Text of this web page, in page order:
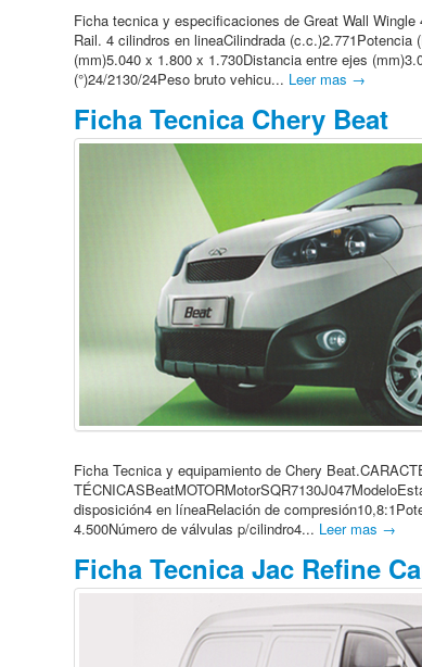
Ficha tecnica y especificaciones de Great Wall
Rail. 4 cilindros en lineaCilindrada
(mm)5.040 x 1.800 x 1.730Distancia entre ejes
(°)24/2130/24Peso bruto vehicu... Leer mas →
Ficha Tecnica Chery Beat
Ficha Tecnica y equipamiento de Chery
disposición4 en líneaRelación de
4.500Número de válvulas p/cilindro4... Leer mas →
Ficha Tecnica Jac Refine